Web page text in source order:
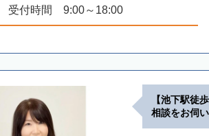
受付時間 9:00～18:00
【池下駅徒
相談をお伺